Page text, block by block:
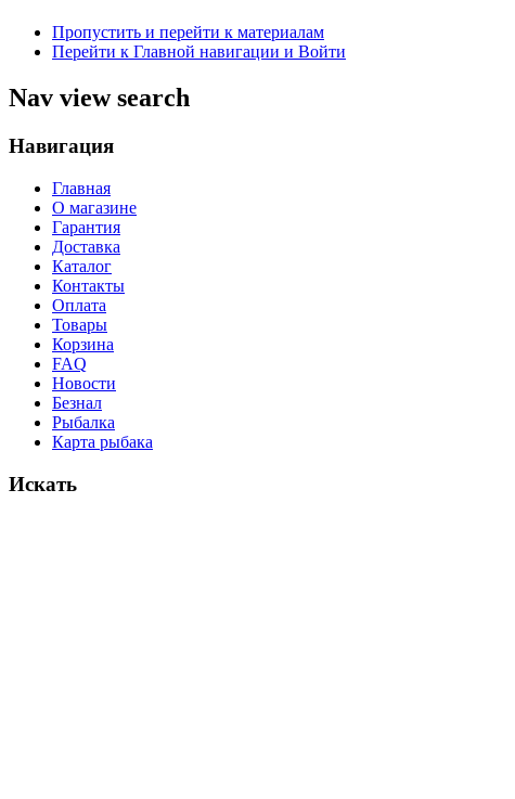
Пропустить и перейти к материалам
Перейти к Главной навигации и Войти
Nav view search
Навигация
Главная
О магазине
Гарантия
Доставка
Каталог
Контакты
Оплата
Товары
Корзина
FAQ
Новости
Безнал
Рыбалка
Карта рыбака
Искать